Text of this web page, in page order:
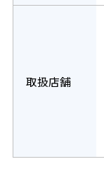
取扱店舗